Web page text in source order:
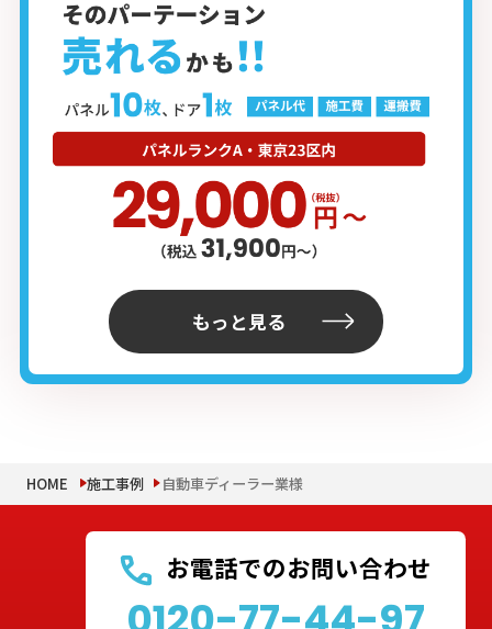
もっと見る
HOME 施工事例 自動車ディーラー業様
お電話でのお問い合わせ